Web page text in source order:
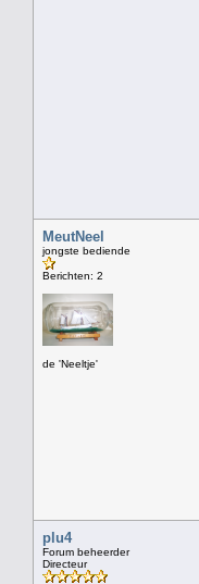
MeutNeel
jongste bediende
Berichten: 2
de 'Neeltje'
plu4
Forum beheerder
Directeur